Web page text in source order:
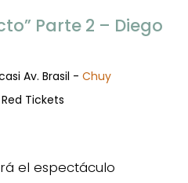
Parte 2 – Diego
Av. Brasil - Chuy
Tickets
el espectáculo